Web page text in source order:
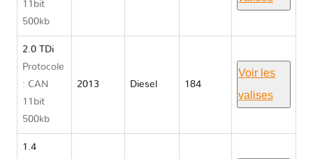
11bit
500kb
2.0 TDi
Protocole
: CAN
11bit
500kb
2013 Diesel 184
Voir les
valises
1.4